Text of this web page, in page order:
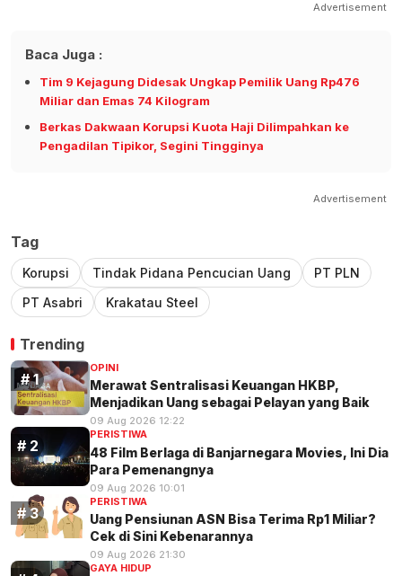
Advertisement
Baca Juga :
Tim 9 Kejagung Didesak Ungkap Pemilik Uang Rp476
Miliar dan Emas 74 Kilogram
Berkas Dakwaan Korupsi Kuota Haji Dilimpahkan ke
Pengadilan Tipikor, Segini Tingginya
Advertisement
Tag
Korupsi Tindak Pidana Pencucian Uang
PT PLN
PT Asabri
Krakatau Steel
Trending
OPINI
Merawat Sentralisasi Keuangan HKBP,
Menjadikan Uang sebagai Pelayan yang Baik
09 Aug 2026 12:22
PERISTIWA
48 Film Berlaga di Banjarnegara Movies, Ini Dia
Para Pemenangnya
09 Aug 2026 10:01
PERISTIWA
Uang Pensiunan ASN Bisa Terima Rp1 Miliar?
Cek di Sini Kebenarannya
09 Aug 2026 21:30
GAYA HIDUP